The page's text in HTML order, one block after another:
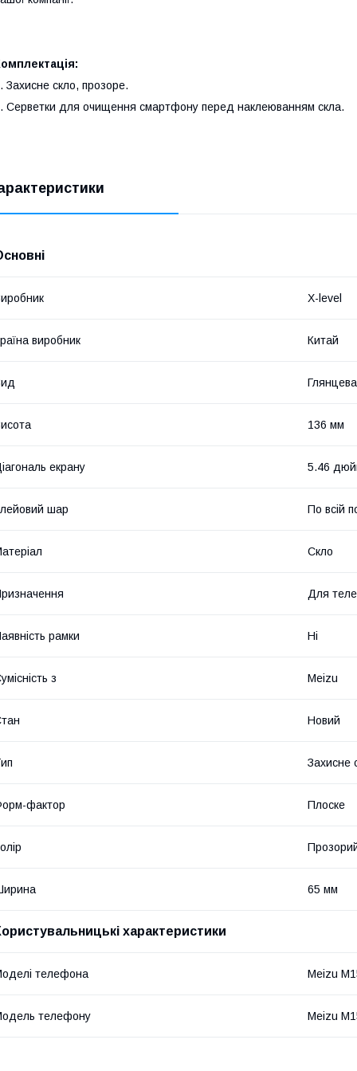
Захисне скло, прозоре.
Серветки для очищення смартфону перед наклеюванням скла.
X-level
виробник Китай
Глянцева
136 мм
екрану 5.46
шар По всій
Скло
Для
рамки Ні
з Meizu
Новий
Захисне
фактор Плоске
65 мм
характеристики
телефона Meizu
телефону Meizu